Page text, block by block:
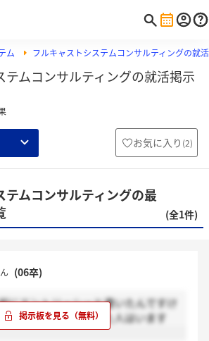
ム フルキャストシステムコンサルティングの就
テムコンサルティングの就活掲示
お気に入り (2)
テムコンサルティングの最
(全1件)
(06卒)
にエントリーシーと書いたんですけ
いのですが、連絡きた人はいます